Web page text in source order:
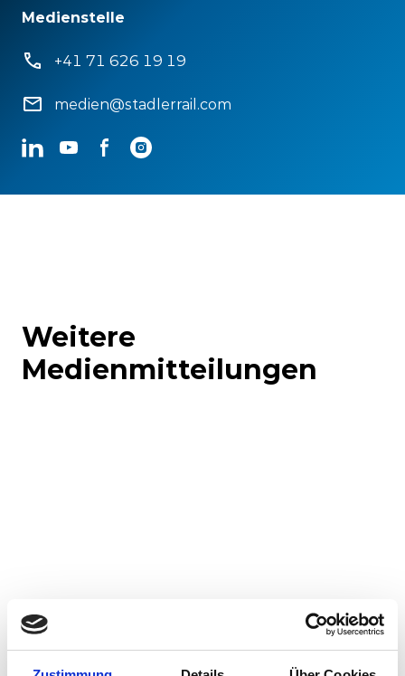
Medienstelle
+41 71 626 19 19
medien@stadlerrail.com
LinkedInYouTubeFacebookInstagram
Weitere
Medienmitteilungen
Corporate-Medienmitteilungen